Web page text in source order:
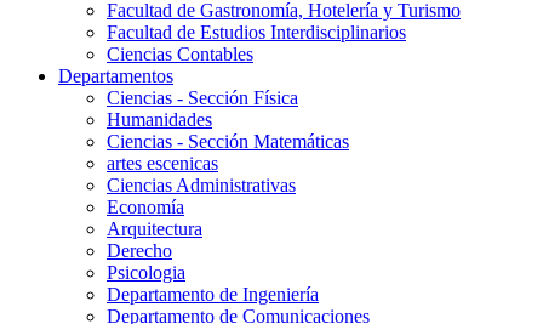
Facultad de Gastronomía, Hotelería y Turismo
Facultad de Estudios Interdisciplinarios
Ciencias Contables
Departamentos
Ciencias - Sección Física
Humanidades
Ciencias - Sección Matemáticas
artes escenicas
Ciencias Administrativas
Economía
Arquitectura
Derecho
Psicologia
Departamento de Ingeniería
Departamento de Comunicaciones